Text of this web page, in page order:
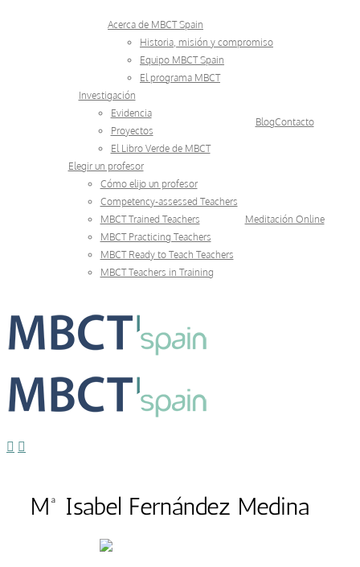
Acerca de MBCT Spain
Historia, misión y compromiso
Equipo MBCT Spain
El programa MBCT
Investigación
Evidencia
Proyectos
El Libro Verde de MBCT
BlogContacto
Elegir un profesor
Cómo elijo un profesor
Competency-assessed Teachers
MBCT Trained Teachers
MBCT Practicing Teachers
MBCT Ready to Teach Teachers
MBCT Teachers in Training
Meditación Online
Mª Isabel Fernández Medina